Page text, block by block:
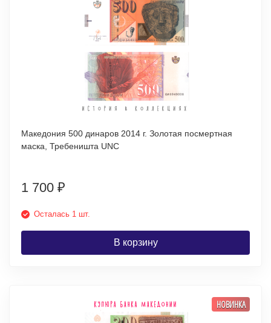
Македония 500 динаров 2014 г. Золотая посмертная
маска, Требеништа UNC
1 700 ₽
Осталась 1 шт.
В корзину
НОВИНКА